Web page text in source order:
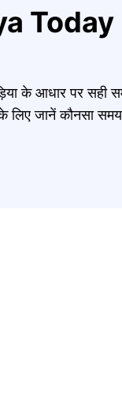
Today
के आधार पर सही
के लिए जानें कौनसा